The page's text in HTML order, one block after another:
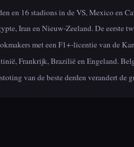
en 16 stadions in de VS, Mexico en
Iran en Nieuw-Zeeland. De eerste
met een F1+-licentie van de
Frankrijk, Brazilië en Engeland.
van de beste derden verandert